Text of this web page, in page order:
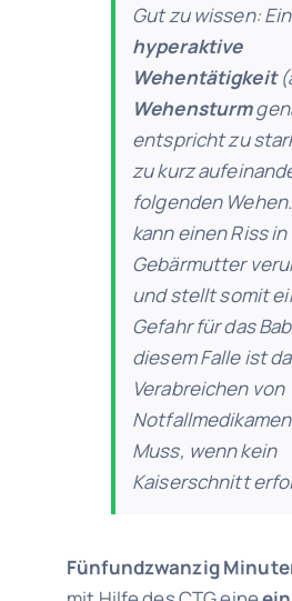
Gut zu wissen:
hyperaktive
Wehentätigkeit
Wehensturm
entspricht zu
zu kurz
folgenden
kann einen Riss
Gebärmutter
und stellt somit
Gefahr für das
diesem Falle ist
Verabreichen von
Muss, wenn kein
Kaiserschnitt
Fünfundzwanzig